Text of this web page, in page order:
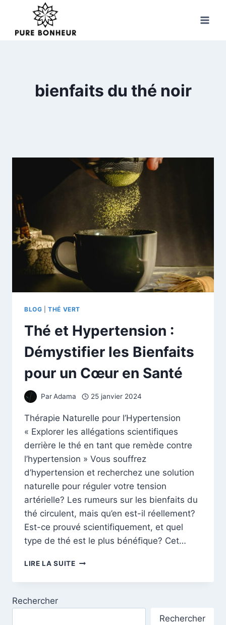
content
bienfaits du thé noir
BLOG |THÉ VERT
Thé et Hypertension :
Démystifier les Bienfaits
pour un Cœur en Santé
ParAdama 25 janvier 2024
Thérapie Naturelle pour l’Hypertension
« Explorer les allégations scientifiques
derrière le thé en tant que remède contre
l’hypertension » Vous souffrez
d’hypertension et recherchez une solution
naturelle pour réguler votre tension
artérielle? Les rumeurs sur les bienfaits du
thé circulent, mais qu’en est-il réellement?
Est-ce prouvé scientifiquement, et quel
type de thé est le plus bénéfique? Cet…
LIRE LA SUITETHÉ
HYPERTENSION
Rechercher
Rechercher